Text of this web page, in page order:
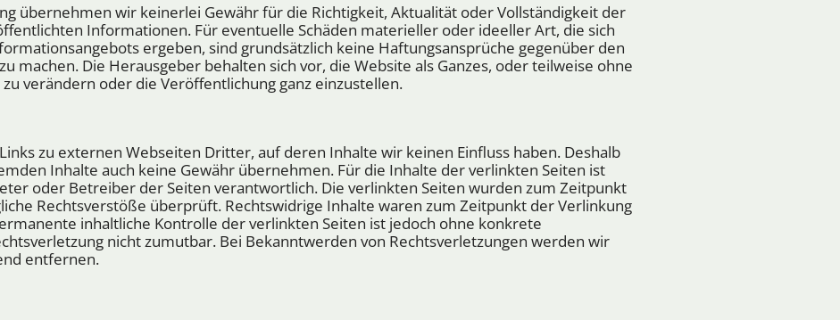
übernehmen wir keinerlei Gewähr für die Richtigkeit, Aktualität oder Vollständigkeit der
Informationen. Für eventuelle Schäden materieller oder ideeller Art, die sich
ergeben, sind grundsätzlich keine Haftungsansprüche gegenüber den
machen. Die Herausgeber behalten sich vor, die Website als Ganzes, oder teilweise ohne
verändern oder die Veröffentlichung ganz einzustellen.
zu externen Webseiten Dritter, auf deren Inhalte wir keinen Einfluss haben. Deshalb
Inhalte auch keine Gewähr übernehmen. Für die Inhalte der verlinkten Seiten ist
oder Betreiber der Seiten verantwortlich. Die verlinkten Seiten wurden zum Zeitpunkt
Rechtsverstöße überprüft. Rechtswidrige Inhalte waren zum Zeitpunkt der Verlinkung
inhaltliche Kontrolle der verlinkten Seiten ist jedoch ohne konkrete
nicht zumutbar. Bei Bekanntwerden von Rechtsverletzungen werden wir
entfernen.